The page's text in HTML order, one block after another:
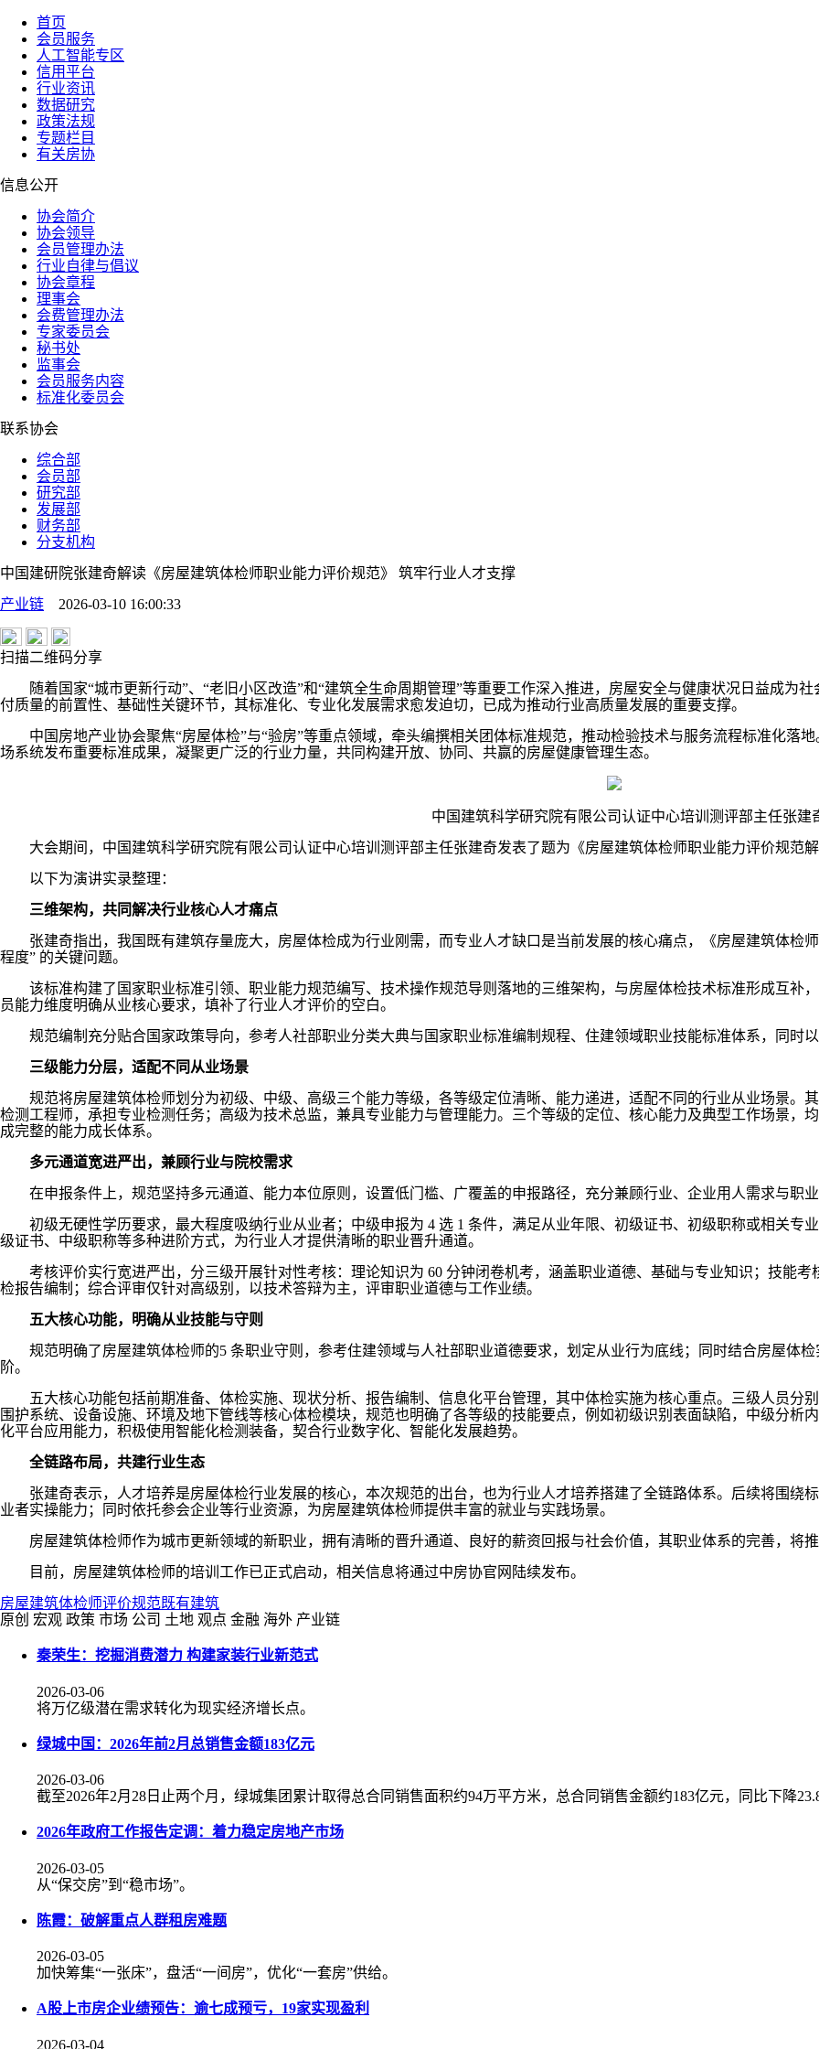
首页
会员服务
人工智能专区
信用平台
行业资讯
数据研究
政策法规
专题栏目
有关房协
信息公开
协会简介
协会领导
会员管理办法
行业自律与倡议
协会章程
理事会
会费管理办法
专家委员会
秘书处
监事会
会员服务内容
标准化委员会
联系协会
综合部
会员部
研究部
发展部
财务部
分支机构
中国建研院张建奇解读《房屋建筑体检师职业能力评价规范》 筑牢行业人才支撑
产业链 2026-03-10 16:00:33
扫描二维码分享
随着国家“城市更新行动”、“老旧小区改造”和“建筑全生命周期管理”等重要工作深入推进，房屋安全与健康状况日益成为
付质量的前置性、基础性关键环节，其标准化、专业化发展需求愈发迫切，已成为推动行业高质量发展的重要支撑。
中国房地产业协会聚焦“房屋体检”与“验房”等重点领域，牵头编撰相关团体标准规范，推动检验技术与服务流程标准化落
场系统发布重要标准成果，凝聚更广泛的行业力量，共同构建开放、协同、共赢的房屋健康管理生态。
中国建筑科学研究院有限公司认证中心培训测评部主任张建
大会期间，中国建筑科学研究院有限公司认证中心培训测评部主任张建奇发表了题为《房屋建筑体检师职业能力评价规范
以下为演讲实录整理：
三维架构，共同解决行业核心人才痛点
张建奇指出，我国既有建筑存量庞大，房屋体检成为行业刚需，而专业人才缺口是当前发展的核心痛点，《房屋建筑体检
程度” 的关键问题。
该标准构建了国家职业标准引领、职业能力规范编写、技术操作规范导则落地的三维架构，与房屋体检技术标准形成互补
员能力维度明确从业核心要求，填补了行业人才评价的空白。
规范编制充分贴合国家政策导向，参考人社部职业分类大典与国家职业标准编制规程、住建领域职业技能标准体系，同时
三级能力分层，适配不同从业场景
规范将房屋建筑体检师划分为初级、中级、高级三个能力等级，各等级定位清晰、能力递进，适配不同的行业从业场景。
检测工程师，承担专业检测任务；高级为技术总监，兼具专业能力与管理能力。三个等级的定位、核心能力及典型工作场景，
成完整的能力成长体系。
多元通道宽进严出，兼顾行业与院校需求
在申报条件上，规范坚持多元通道、能力本位原则，设置低门槛、广覆盖的申报路径，充分兼顾行业、企业用人需求与职
初级无硬性学历要求，最大程度吸纳行业从业者；中级申报为 4 选 1 条件，满足从业年限、初级证书、初级职称或相关专
级证书、中级职称等多种进阶方式，为行业人才提供清晰的职业晋升通道。
考核评价实行宽进严出，分三级开展针对性考核：理论知识为 60 分钟闭卷机考，涵盖职业道德、基础与专业知识；技能
检报告编制；综合评审仅针对高级别，以技术答辩为主，评审职业道德与工作业绩。
五大核心功能，明确从业技能与守则
规范明确了房屋建筑体检师的5 条职业守则，参考住建领域与人社部职业道德要求，划定从业行为底线；同时结合房屋体
阶。
五大核心功能包括前期准备、体检实施、现状分析、报告编制、信息化平台管理，其中体检实施为核心重点。三级人员分
围护系统、设备设施、环境及地下管线等核心体检模块，规范也明确了各等级的技能要点，例如初级识别表面缺陷，中级分析
化平台应用能力，积极使用智能化检测装备，契合行业数字化、智能化发展趋势。
全链路布局，共建行业生态
张建奇表示，人才培养是房屋体检行业发展的核心，本次规范的出台，也为行业人才培养搭建了全链路体系。后续将围绕
业者实操能力；同时依托参会企业等行业资源，为房屋建筑体检师提供丰富的就业与实践场景。
房屋建筑体检师作为城市更新领域的新职业，拥有清晰的晋升通道、良好的薪资回报与社会价值，其职业体系的完善，将
目前，房屋建筑体检师的培训工作已正式启动，相关信息将通过中房协官网陆续发布。
房屋建筑体检师评价规范既有建筑
原创 宏观 政策 市场 公司 土地 观点 金融 海外 产业链
秦荣生：挖掘消费潜力 构建家装行业新范式
2026-03-06
将万亿级潜在需求转化为现实经济增长点。
绿城中国：2026年前2月总销售金额183亿元
2026-03-06
截至2026年2月28日止两个月，绿城集团累计取得总合同销售面积约94万平方米，总合同销售金额约183亿元，同比下降
2026年政府工作报告定调：着力稳定房地产市场
2026-03-05
从“保交房”到“稳市场”。
陈霞：破解重点人群租房难题
2026-03-05
加快筹集“一张床”，盘活“一间房”，优化“一套房”供给。
A股上市房企业绩预告：逾七成预亏，19家实现盈利
2026-03-04